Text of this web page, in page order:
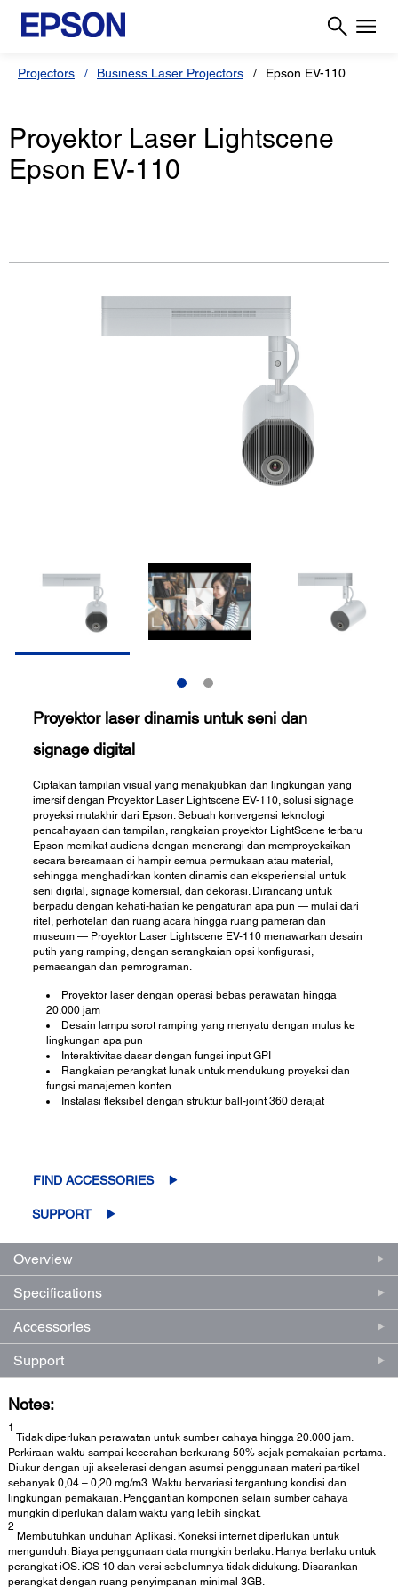
Projectors Business Laser Projectors Epson EV-110
Proyektor Laser Lightscene
Epson EV-110
Proyektor laser dinamis untuk seni dan
signage digital
Ciptakan tampilan visual yang menakjubkan dan lingkungan yang
imersif dengan Proyektor Laser Lightscene EV-110, solusi signage
proyeksi mutakhir dari Epson. Sebuah konvergensi teknologi
pencahayaan dan tampilan, rangkaian proyektor LightScene terbaru
Epson memikat audiens dengan menerangi dan memproyeksikan
secara bersamaan di hampir semua permukaan atau material,
sehingga menghadirkan konten dinamis dan eksperiensial untuk
seni digital, signage komersial, dan dekorasi. Dirancang untuk
berpadu dengan kehati-hatian ke pengaturan apa pun — mulai dari
ritel, perhotelan dan ruang acara hingga ruang pameran dan
museum — Proyektor Laser Lightscene EV-110 menawarkan desain
putih yang ramping, dengan serangkaian opsi konfigurasi,
pemasangan dan pemrograman.
Proyektor laser dengan operasi bebas perawatan hingga
20.000 jam
Desain lampu sorot ramping yang menyatu dengan mulus ke
lingkungan apa pun
Interaktivitas dasar dengan fungsi input GPI
Rangkaian perangkat lunak untuk mendukung proyeksi dan
fungsi manajemen konten
Instalasi fleksibel dengan struktur ball-joint 360 derajat
FIND ACCESSORIES
SUPPORT
Overview
Specifications
Accessories
Support
Notes:
1
Tidak diperlukan perawatan untuk sumber cahaya hingga 20.000 jam.
Perkiraan waktu sampai kecerahan berkurang 50% sejak pemakaian pertama.
Diukur dengan uji akselerasi dengan asumsi penggunaan materi partikel
sebanyak 0,04 – 0,20 mg/m3. Waktu bervariasi tergantung kondisi dan
lingkungan pemakaian. Penggantian komponen selain sumber cahaya
mungkin diperlukan dalam waktu yang lebih singkat.
2
Membutuhkan unduhan Aplikasi. Koneksi internet diperlukan untuk
mengunduh. Biaya penggunaan data mungkin berlaku. Hanya berlaku untuk
perangkat iOS. iOS 10 dan versi sebelumnya tidak didukung. Disarankan
perangkat dengan ruang penyimpanan minimal 3GB.